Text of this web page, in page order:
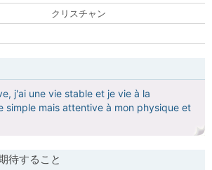
クリスチャン
j'ai une vie stable et je vie à la
simple mais attentive à mon physique et
待すること